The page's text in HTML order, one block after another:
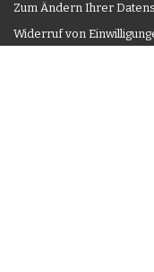
Zum Ändern Ihrer
Widerruf von